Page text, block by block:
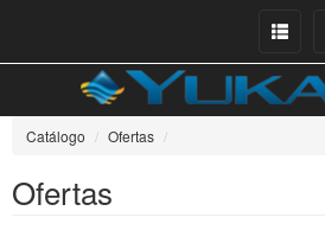
Menu
Catálogo Ofertas
Ofertas